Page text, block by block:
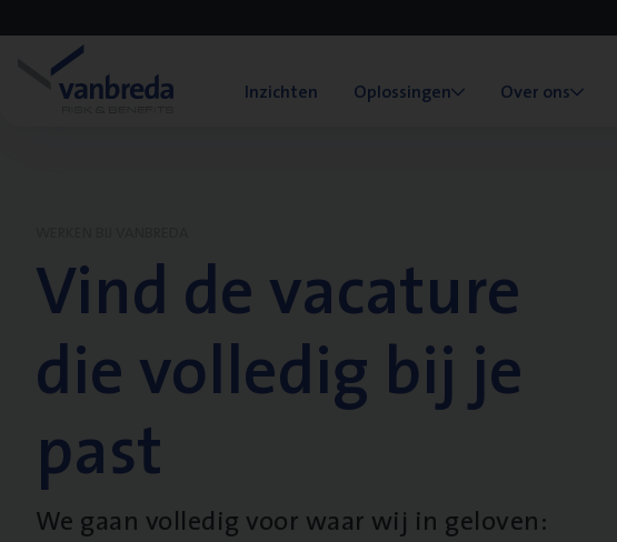
Inzichten Oplossingen Over ons
Vind de vacature
die volledig bij je
past
We gaan volledig voor waar wij in geloven: